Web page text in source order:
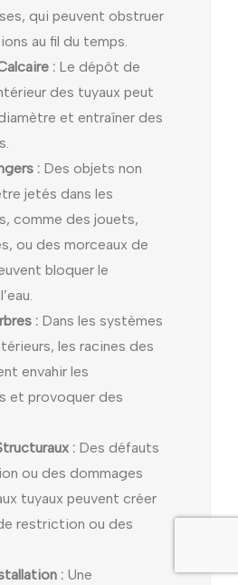
qui peuvent obstruer
au fil du temps.
: Le dépôt de
des tuyaux peut
et entraîner des
: Des objets non
jetés dans les
comme des jouets,
ou des morceaux de
bloquer le
: Dans les systèmes
les racines des
envahir les
et provoquer des
: Des défauts
ou des dommages
tuyaux peuvent créer
restriction ou des
: Une